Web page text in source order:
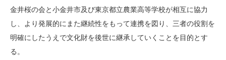
金井桜の会と小金井市及び東京都立農業高等学校が相互に協力
し、より発展的にまた継続性をもって連携を図り、三者の役割を
明確にしたうえで文化財を後世に継承していくことを目的とす
る。